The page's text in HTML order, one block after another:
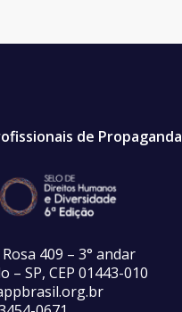
de Propaganda
409 – 3° andar
– SP, CEP 01443-010